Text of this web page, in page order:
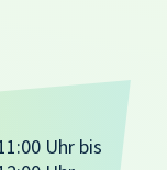
Uhr bis